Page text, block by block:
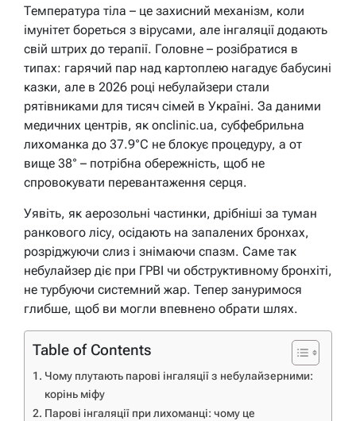
Температура тіла – це захисний механізм, коли
імунітет бореться з вірусами, але інгаляції додають
свій штрих до терапії. Головне – розібратися в
типах: гарячий пар над картоплею нагадує бабусині
казки, але в 2026 році небулайзери стали
рятівниками для тисяч сімей в Україні. За даними
медичних центрів, як onclinic.ua, субфебрильна
лихоманка до 37.9°C не блокує процедуру, а от
вище 38° – потрібна обережність, щоб не
спровокувати перевантаження серця.
Уявіть, як аерозольні частинки, дрібніші за туман
ранкового лісу, осідають на запалених бронхах,
розріджуючи слиз і знімаючи спазм. Саме так
небулайзер діє при ГРВІ чи обструктивному бронхіті,
не турбуючи системний жар. Тепер зануримося
глибше, щоб ви могли впевнено обрати шлях.
Table of Contents
Чому плутають парові інгаляції з небулайзерними:
корінь міфу
Парові інгаляції при лихоманці: чому це